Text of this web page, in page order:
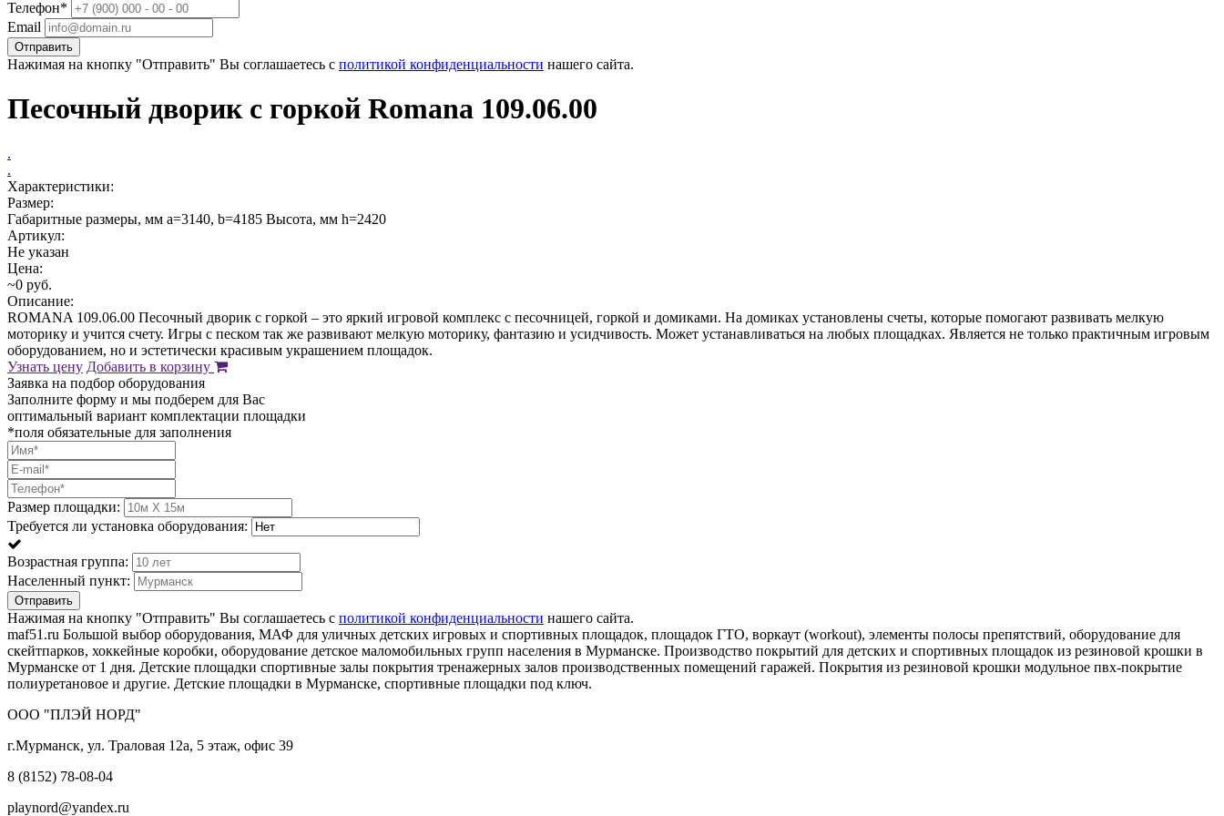
Телефон*
Email
Отправить
Нажимая на кнопку "Отправить" Вы соглашаетесь с политикой конфиденциальности нашего сайта.
Песочный дворик с горкой Romana 109.06.00
.
.
Характеристики:
Размер:
Габаритные размеры, мм a=3140, b=4185 Высота, мм h=2420
Артикул:
Не указан
Цена:
~0 руб.
Описание:
ROMANA 109.06.00 Песочный дворик с горкой – это яркий игровой комплекс с песочницей, горкой и домиками. На домиках установлены счеты, которые помогают развивать мелкую
моторику и учится счету. Игры с песком так же развивают мелкую моторику, фантазию и усидчивость. Может устанавливаться на любых площадках. Является не только практичным игровым
оборудованием, но и эстетически красивым украшением площадок.
Узнать цену Добавить в корзину
Заявка на подбор оборудования
Заполните форму и мы подберем для Вас
оптимальный вариант комплектации площадки
*поля обязательные для заполнения
Размер площадки:
Требуется ли установка оборудования:
Возрастная группа:
Населенный пункт:
Отправить
Нажимая на кнопку "Отправить" Вы соглашаетесь с политикой конфиденциальности нашего сайта.
maf51.ru Большой выбор оборудования, МАФ для уличных детских игровых и спортивных площадок, площадок ГТО, воркаут (workout), элементы полосы препятствий, оборудование для
скейтпарков, хоккейные коробки, оборудование детское маломобильных групп населения в Мурманске. Производство покрытий для детских и спортивных площадок из резиновой крошки в
Мурманске от 1 дня. Детские площадки спортивные залы покрытия тренажерных залов производственных помещений гаражей. Покрытия из резиновой крошки модульное пвх-покрытие
полиуретановое и другие. Детские площадки в Мурманске, спортивные площадки под ключ.
ООО "ПЛЭЙ НОРД"
г.Мурманск, ул. Траловая 12а, 5 этаж, офис 39
8 (8152) 78-08-04
playnord@yandex.ru